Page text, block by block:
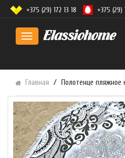
Toggle
+375 (29) 172 13 18 +375 (29)
Главная Полотенце пляжное